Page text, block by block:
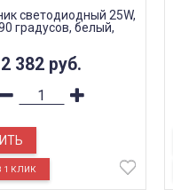
светодиодный 25W,
градусов, белый,
2 382 руб.